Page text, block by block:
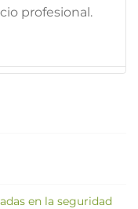
profesional.
en la seguridad